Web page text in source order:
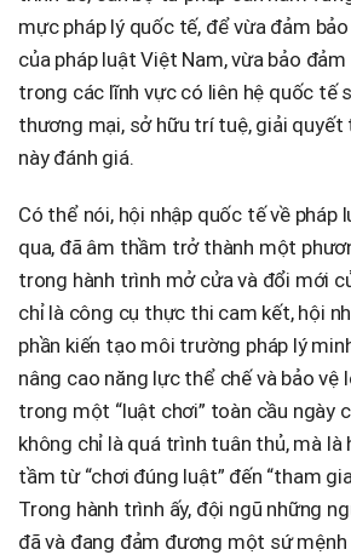
mực pháp lý quốc tế, để vừa đảm
của pháp luật Việt Nam, vừa bảo
trong các lĩnh vực có liên hệ quốc tế
thương mại, sở hữu trí tuệ, giải quyết
này đánh giá.
Có thể nói, hội nhập quốc tế về pháp
qua, đã âm thầm trở thành một
trong hành trình mở cửa và đổi mới
chỉ là công cụ thực thi cam kết, hội
phần kiến tạo môi trường pháp lý
nâng cao năng lực thể chế và bảo vệ
trong một “luật chơi” toàn cầu ngày
không chỉ là quá trình tuân thủ, mà là
tầm từ “chơi đúng luật” đến “tham
Trong hành trình ấy, đội ngũ những
đã và đang đảm đương một sứ